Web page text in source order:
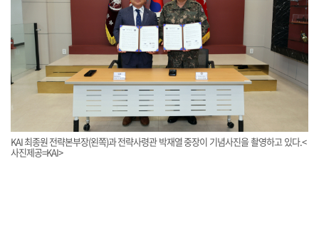
KAI 최종원 전략본부장(왼쪽)과 전략사령관 박재열 중장이 기념사진을 촬영하고 있다.<
사진제공=KAI>